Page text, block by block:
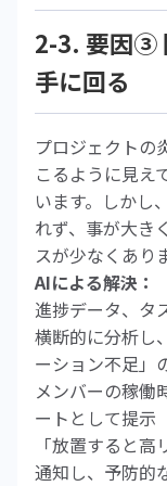
2-3. 要因③
手に回る
プロジェクトの
こるように見え
います。しかし
れず、事が大き
スが少なくあり
AIによる解決：
進捗データ、タ
横断的に分析し
ーション不足」
メンバーの稼働
ートとして提示
「放置すると
通知し、予防的